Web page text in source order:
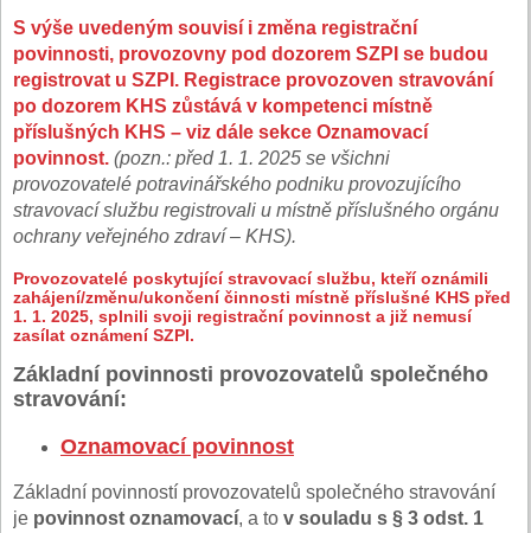
S výše uvedeným souvisí i změna registrační
povinnosti, provozovny pod dozorem SZPI se budou
registrovat u SZPI. Registrace provozoven stravování
po dozorem KHS zůstává v kompetenci místně
příslušných KHS – viz dále sekce Oznamovací
povinnost. (pozn.: před 1. 1. 2025 se všichni
provozovatelé potravinářského podniku provozujícího
stravovací službu registrovali u místně příslušného orgánu
ochrany veřejného zdraví – KHS).
Provozovatelé poskytující stravovací službu, kteří oznámili
zahájení/změnu/ukončení činnosti místně příslušné KHS před
1. 1. 2025, splnili svoji registrační povinnost a již nemusí
zasílat oznámení SZPI.
Základní povinnosti provozovatelů společného
stravování:
Oznamovací povinnost
Základní povinností provozovatelů společného stravování
je povinnost oznamovací, a to v souladu s § 3 odst. 1